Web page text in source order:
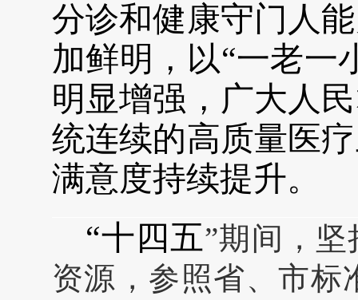
分诊和健康守门人
加鲜明，以“一老一
明显增强，广大人
统连续的高质量医
满意度持续提升。
“十四五”期间，
资源，参照省、市标